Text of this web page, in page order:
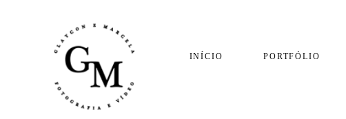
INÍCIO PORTFÓLIO